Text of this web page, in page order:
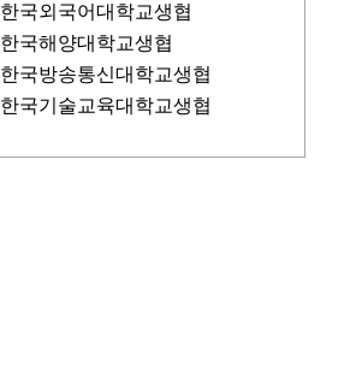
한국외국어대학교생협
한국해양대학교생협
한국방송통신대학교생협
한국기술교육대학교생협